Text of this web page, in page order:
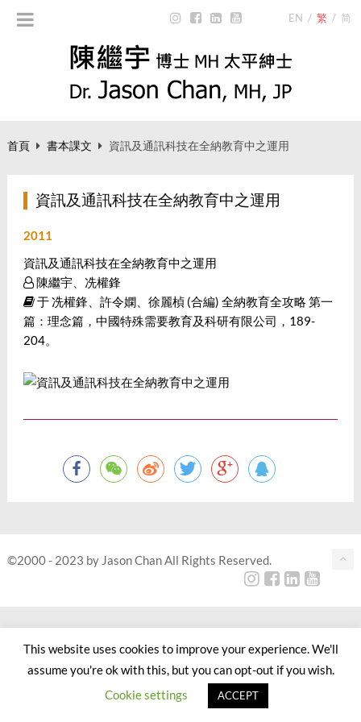
EN / 繁 / 简
首頁 書本課文 資訊及通訊科技在全納教育中之運用
資訊及通訊科技在全納教育中之運用
2011
資訊及通訊科技在全納教育中之運用
陳繼宇、冼權鋒
于 冼權鋒、許令嫻、徐麗楨 (合編) 全納教育全攻略 第一
篇：理念篇，中國特殊需要教育及科研有限公司，189-
204。
©2000 - 2023 by Jason Chan All Rights Reserved.
This website uses cookies to improve your experience. We'll
assume you're ok with this, but you can opt-out if you wish.
Cookie settings
ACCEPT